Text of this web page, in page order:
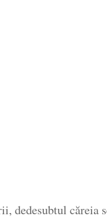
dedesubtul